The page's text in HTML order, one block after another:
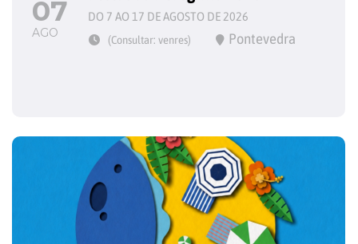
07
AGO
DO 7 AO 17 DE AGOSTO DE 2026
(Consultar: venres) Pontevedra